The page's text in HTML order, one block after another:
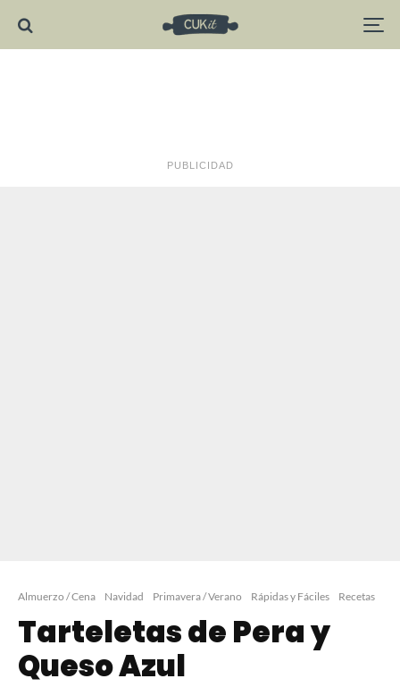
PUBLICIDAD
Almuerzo / Cena Navidad Primavera / Verano Rápidas y Fáciles Recetas
Tarteletas de Pera y
Queso Azul